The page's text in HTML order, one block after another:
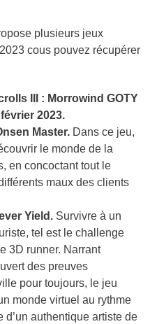
plusieurs jeux
cous pouvez récupérer
III : Morrowind GOTY
2023.
Master. Dans ce jeu,
le monde de la
en concoctant tout le
maux des clients
Yield. Survivre à un
tel est le challenge
3D runner. Narrant
des preuves
pour toujours, le jeu
monde virtuel au rythme
d’un authentique artiste de